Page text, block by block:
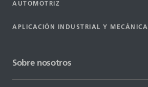
AUTOMOTRIZ
APLICACIÓN INDUSTRIAL Y MECÁNICA
Sobre nosotros